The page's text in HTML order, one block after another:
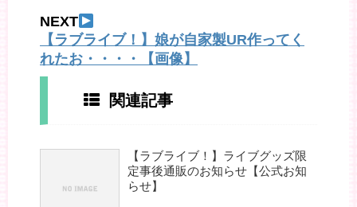
NEXT
【ラブライブ！】娘が自家製UR作ってく
れたお・・・・【画像】
関連記事
【ラブライブ！】ライブグッズ限
定事後通販のお知らせ【公式お知
らせ】